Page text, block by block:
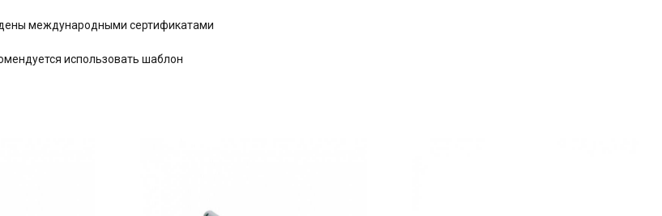
международными сертификатами
использовать шаблон